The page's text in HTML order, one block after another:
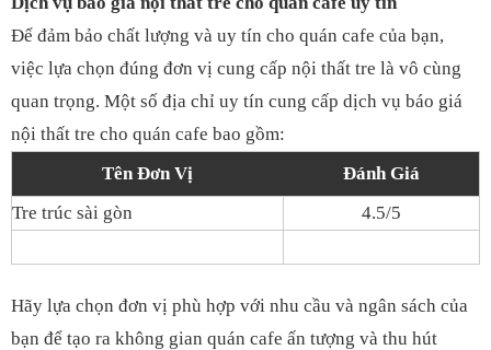
Để đảm bảo chất lượng và uy tín cho quán cafe của bạn,
việc lựa chọn đúng đơn vị cung cấp nội thất tre là vô cùng
quan trọng. Một số địa chỉ uy tín cung cấp dịch vụ báo giá
nội thất tre cho quán cafe bao gồm:
Tên Đơn Vị
Đánh Giá
Tre trúc sài gòn
4.5/5
Hãy lựa chọn đơn vị phù hợp với nhu cầu và ngân sách của
bạn để tạo ra không gian quán cafe ấn tượng và thu hút